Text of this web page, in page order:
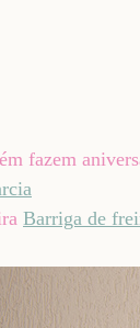
fazem
Barriga de